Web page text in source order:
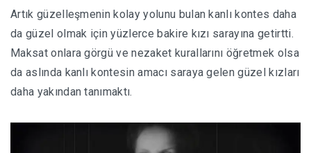
Artık güzelleşmenin kolay yolunu bulan kanlı kontes daha
da güzel olmak için yüzlerce bakire kızı sarayına getirtti.
Maksat onlara görgü ve nezaket kurallarını öğretmek olsa
da aslında kanlı kontesin amacı saraya gelen güzel kızları
daha yakından tanımaktı.